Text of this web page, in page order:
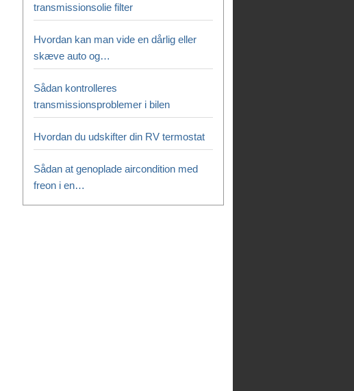
transmissionsolie filter
Hvordan kan man vide en dårlig eller
skæve auto og…
Sådan kontrolleres
transmissionsproblemer i bilen
Hvordan du udskifter din RV termostat
Sådan at genoplade aircondition med
freon i en…